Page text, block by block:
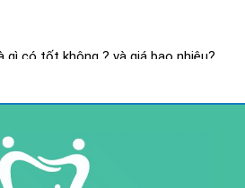
gì có tốt không ? và giá bao nhiêu?